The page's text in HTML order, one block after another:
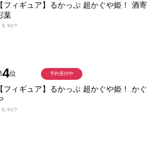
【フィギュア】るかっぷ 超かぐや姫！ 酒寄
葉
3,927
4位
【フィギュア】るかっぷ 超かぐや姫！ かぐ
3,927
予約受付中